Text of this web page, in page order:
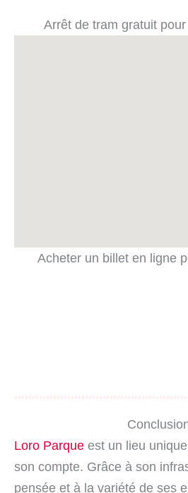
Arrêt de tram gratuit
Acheter un billet en ligne
Loro Parque est un lieu
son compte. Grâce à son
pensée et à la variété de ses